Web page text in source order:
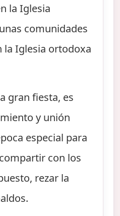
la Iglesia
comunidades
la Iglesia ortodoxa
gran fiesta, es
y unión
especial para
con los
rezar la